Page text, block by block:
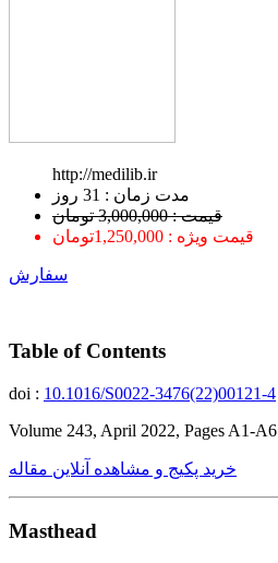
http://medilib.ir
ﻣﺪﺕ ﺯﻣﺎﻥ : 31 ﺭﻭﺯ
قیمت : 3,000,000 تومان
قیمت ویژه : 1,250,000تومان
سفارش
Table of Contents
doi : 10.1016/S0022-3476(22)00121-4
Volume 243, April 2022, Pages A1-A6
خرید پکیج و مشاهده آنلاین مقاله
Masthead